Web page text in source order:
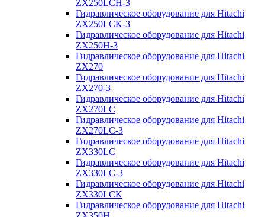
ZX250LCH-3
Гидравлическое оборудование для Hitachi
ZX250LCK-3
Гидравлическое оборудование для Hitachi
ZX250Н-3
Гидравлическое оборудование для Hitachi
ZX270
Гидравлическое оборудование для Hitachi
ZX270-3
Гидравлическое оборудование для Hitachi
ZX270LC
Гидравлическое оборудование для Hitachi
ZX270LC-3
Гидравлическое оборудование для Hitachi
ZX330LC
Гидравлическое оборудование для Hitachi
ZX330LC-3
Гидравлическое оборудование для Hitachi
ZX330LCK
Гидравлическое оборудование для Hitachi